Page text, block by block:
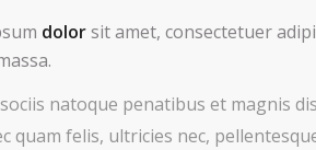
dolorsit amet, consectetuer
natoque penatibus et magnis
quam felis, ultricies nec,